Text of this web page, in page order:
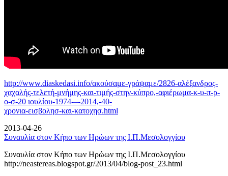
http://www.diaskedasi.info/ακούσαμε-γράψαμε/2826-αλέξανδρος-
χαχαλής-τελετή-μνήμης-και-τιμής-στην-κύπρο,-αφιέρωμα-κ-υ-π-ρ-
ο-σ-20 ιουλίου-1974-–-2014,-40-
χρονια-εισβολησ-και-κατοχησ.html
2013-04-26
Συναυλία στον Κήπο των Ηρώων της Ι.Π.Μεσολογγίου
Συναυλία στον Κήπο των Ηρώων της Ι.Π.Μεσολογγίου
http://neastereas.blogspot.gr/2013/04/blog-post_23.html